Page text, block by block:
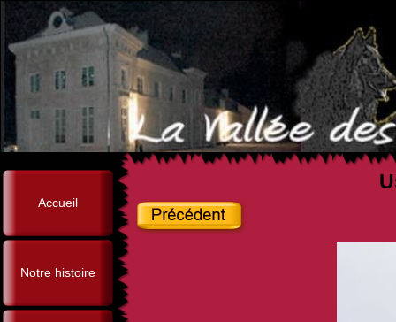
Accueil
Notre histoire